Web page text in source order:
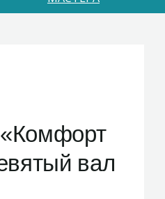
вал